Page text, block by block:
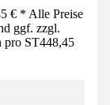
€ * Alle Preise
ggf. zzgl.
pro ST448,45